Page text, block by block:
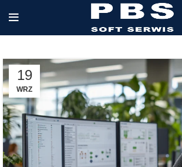
19
WRZ